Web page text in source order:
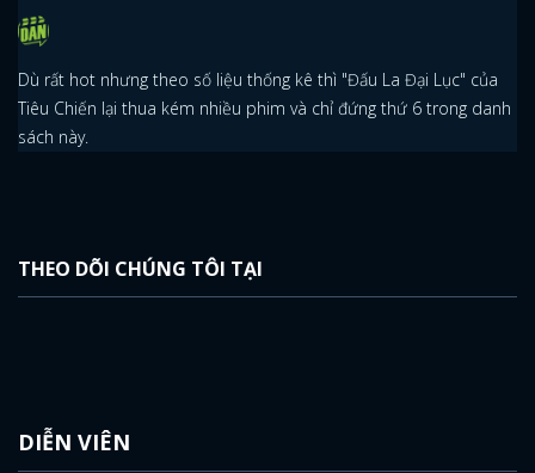
Dù rất hot nhưng theo số liệu thống kê thì "Đấu La Đại Lục" của
Tiêu Chiến lại thua kém nhiều phim và chỉ đứng thứ 6 trong danh
sách này.
THEO DÕI CHÚNG TÔI TẠI
DIỄN VIÊN